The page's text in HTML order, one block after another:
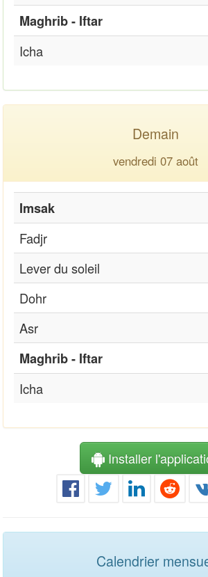
Maghrib - Iftar
Icha
Demain
vendredi 07 août
Imsak
Fadjr
Lever du soleil
Dohr
Asr
Maghrib - Iftar
Icha
Installer
Calendrier